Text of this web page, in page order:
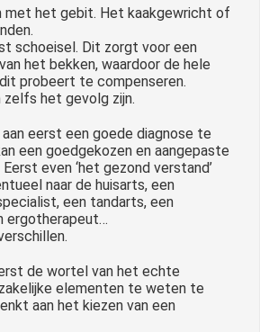
met het gebit. Het kaakgewricht of
schoeisel. Dit zorgt voor een
het bekken, waardoor de hele
probeert te compenseren.
zelfs het gevolg zijn.
eerst een goede diagnose te
een goedgekozen en aangepaste
even ‘het gezond verstand’
naar de huisarts, een
een tandarts, een
ergotherapeut…
de wortel van het echte
elementen te weten te
aan het kiezen van een